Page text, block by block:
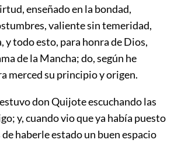
enseñado en la bondad,
valiente sin temeridad,
y todo esto, para honra de Dios,
de la Mancha; do, según he
merced su principio y origen.
don Quijote escuchando las
y, cuando vio que ya había puesto
haberle estado un buen espacio